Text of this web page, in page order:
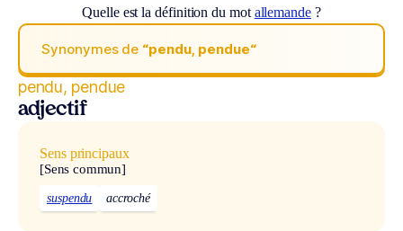
Quelle est la définition du mot allemande?
Synonymes de “pendu, pendue“
pendu, pendue
adjectif
Sens principaux
[Sens commun]
suspendu accroché